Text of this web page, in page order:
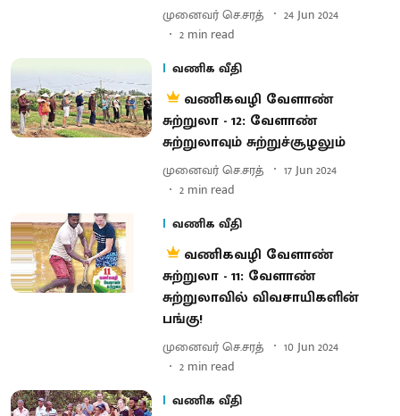
முனைவர் செ.சரத்
24 Jun 2024
2 min read
வணிக வீதி
வணிகவழி வேளாண்
சுற்றுலா - 12: வேளாண்
சுற்றுலாவும் சுற்றுச்சூழலும்
முனைவர் செ.சரத்
17 Jun 2024
2 min read
வணிக வீதி
வணிகவழி வேளாண்
சுற்றுலா - 11: வேளாண்
சுற்றுலாவில் விவசாயிகளின்
பங்கு!
முனைவர் செ.சரத்
10 Jun 2024
2 min read
வணிக வீதி